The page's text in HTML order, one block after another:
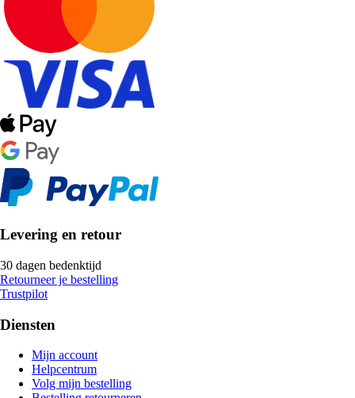
Levering en retour
30 dagen bedenktijd
Retourneer je bestelling
Trustpilot
Diensten
Mijn account
Helpcentrum
Volg mijn bestelling